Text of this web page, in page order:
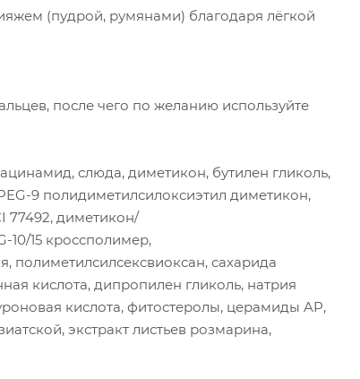
(пудрой, румянами) благодаря лёгкой
после чего по желанию используйте
слюда, диметикон, бутилен гликоль,
9 полидиметилсилоксиэтил диметикон,
77492, диметикон/
10/15 кроссполимер,
полиметилсилсексвиоксан, сахарида
кислота, дипропилен гликоль, натрия
кислота, фитостеролы, церамиды AP,
экстракт листьев розмарина,